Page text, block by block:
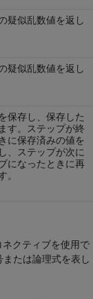
疑似乱数値を返し
疑似乱数値を返し
保存し、保存した
す。ステップが終
に保存済みの値を
、ステップが次に
になったときに再
。
クティブを使用で
たは論理式を表し